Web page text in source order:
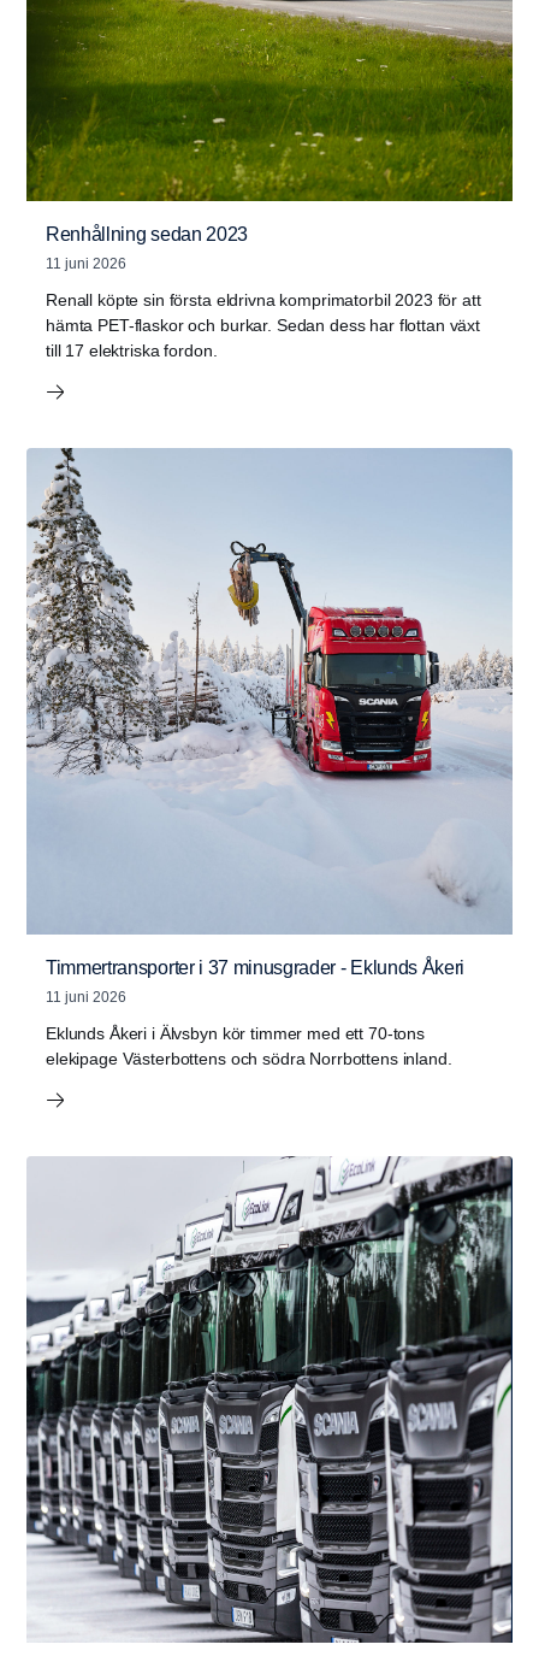
Renhållning sedan 2023
11 juni 2026
Renall köpte sin första eldrivna komprimatorbil 2023 för att
hämta PET-flaskor och burkar. Sedan dess har flottan växt
till 17 elektriska fordon.
Timmertransporter i 37 minusgrader - Eklunds Åkeri
11 juni 2026
Eklunds Åkeri i Älvsbyn kör timmer med ett 70-tons
elekipage Västerbottens och södra Norrbottens inland.